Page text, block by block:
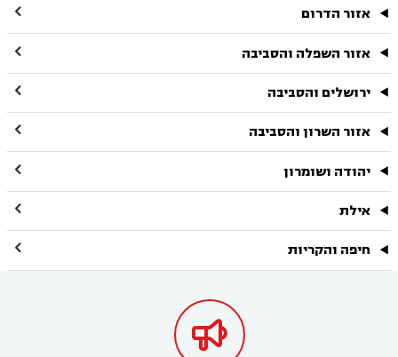
אזור הדרום 
אזור השפלה והסביבה 
ירושלים והסביבה 
אזור השרון והסביבה 
יהודה ושומרון 
אילת 
חיפה והקריות 
